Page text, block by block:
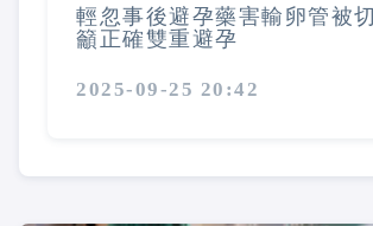
輕忽事後避孕藥害輸卵管被
籲正確雙重避孕
2025-09-25 20:42